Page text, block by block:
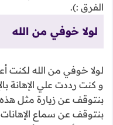
الفرق :).
لولا خوفي من الله
لولا خوفي من الله
و كنت رددت علي الإهانة
بنتوقف عن زيارة مثل هذه
بنتوقف عن سماع